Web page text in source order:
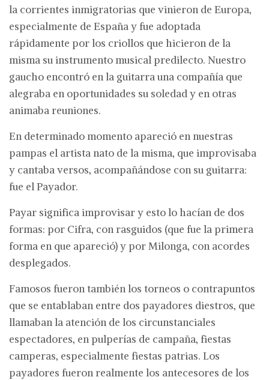
la corrientes inmigratorias que vinieron de Europa,
especialmente de España y fue adoptada
rápidamente por los criollos que hicieron de la
misma su instrumento musical predilecto. Nuestro
gaucho encontró en la guitarra una compañía que
alegraba en oportunidades su soledad y en otras
animaba reuniones.
En determinado momento apareció en nuestras
pampas el artista nato de la misma, que improvisaba
y cantaba versos, acompañándose con su guitarra:
fue el Payador.
Payar significa improvisar y esto lo hacían de dos
formas: por Cifra, con rasguidos (que fue la primera
forma en que apareció) y por Milonga, con acordes
desplegados.
Famosos fueron también los torneos o contrapuntos
que se entablaban entre dos payadores diestros, que
llamaban la atención de los circunstanciales
espectadores, en pulperías de campaña, fiestas
camperas, especialmente fiestas patrias. Los
payadores fueron realmente los antecesores de los